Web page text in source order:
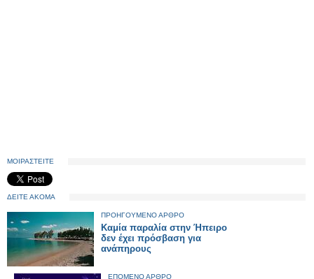
ΜΟΙΡΑΣΤΕΙΤΕ
ΔΕΙΤΕ ΑΚΟΜΑ
ΠΡΟΗΓΟΥΜΕΝΟ ΑΡΘΡΟ
Καμία παραλία στην Ήπειρο
δεν έχει πρόσβαση για
ανάπηρους
ΕΠΟΜΕΝΟ ΑΡΘΡΟ